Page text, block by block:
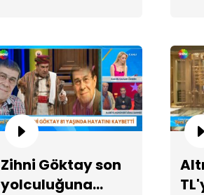
Zihni Göktay son
yolculuğuna